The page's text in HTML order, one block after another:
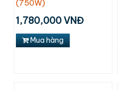
(750W)
1,780,000 VNĐ
Mua hàng